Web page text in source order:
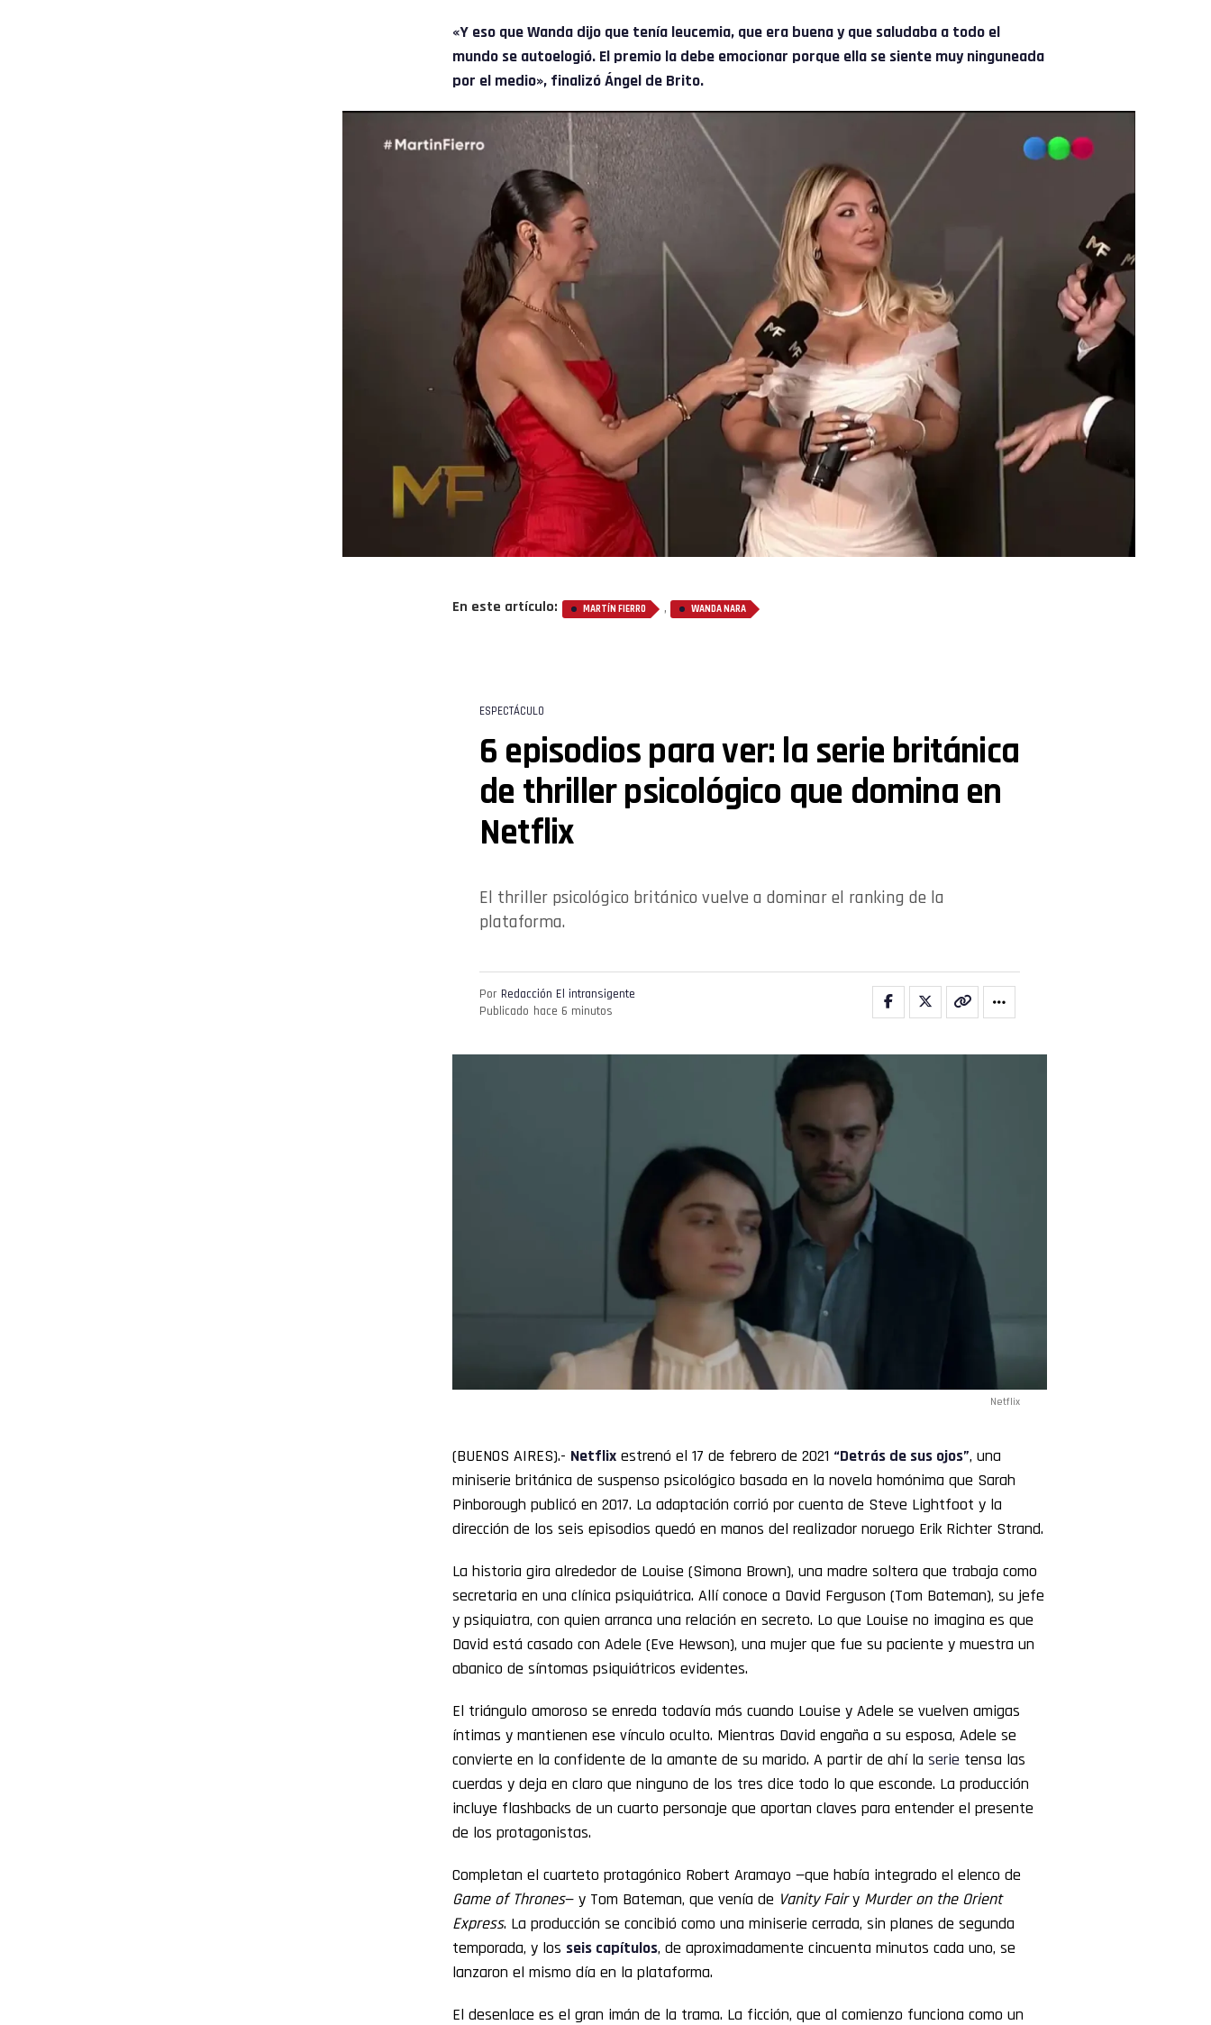
«Y eso que Wanda dijo que tenía leucemia, que era buena y que saludaba a todo el
mundo se autoelogió. El premio la debe emocionar porque ella se siente muy ninguneada
por el medio», finalizó Ángel de Brito.
En este artículo: MARTÍN FIERRO , WANDA NARA
ESPECTÁCULO
6 episodios para ver: la serie británica
de thriller psicológico que domina en
Netflix
El thriller psicológico británico vuelve a dominar el ranking de la
plataforma.
Por Redacción El intransigente
Publicado hace 6 minutos
Netflix
(BUENOS AIRES).- Netflix estrenó el 17 de febrero de 2021 “Detrás de sus ojos”, una
miniserie británica de suspenso psicológico basada en la novela homónima que Sarah
Pinborough publicó en 2017. La adaptación corrió por cuenta de Steve Lightfoot y la
dirección de los seis episodios quedó en manos del realizador noruego Erik Richter Strand.
La historia gira alrededor de Louise (Simona Brown), una madre soltera que trabaja como
secretaria en una clínica psiquiátrica. Allí conoce a David Ferguson (Tom Bateman), su jefe
y psiquiatra, con quien arranca una relación en secreto. Lo que Louise no imagina es que
David está casado con Adele (Eve Hewson), una mujer que fue su paciente y muestra un
abanico de síntomas psiquiátricos evidentes.
El triángulo amoroso se enreda todavía más cuando Louise y Adele se vuelven amigas
íntimas y mantienen ese vínculo oculto. Mientras David engaña a su esposa, Adele se
convierte en la confidente de la amante de su marido. A partir de ahí la serie tensa las
cuerdas y deja en claro que ninguno de los tres dice todo lo que esconde. La producción
incluye flashbacks de un cuarto personaje que aportan claves para entender el presente
de los protagonistas.
Completan el cuarteto protagónico Robert Aramayo —que había integrado el elenco de
Game of Thrones— y Tom Bateman, que venía de Vanity Fairy Murder on the Orient
Express. La producción se concibió como una miniserie cerrada, sin planes de segunda
temporada, y los seis capítulos, de aproximadamente cincuenta minutos cada uno, se
lanzaron el mismo día en la plataforma.
El desenlace es el gran imán de la trama. La ficción, que al comienzo funciona como un